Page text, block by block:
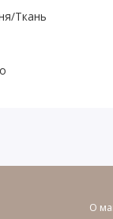
Ткань
О